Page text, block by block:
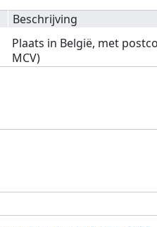
Beschrijving
Plaats in België, met
MCV)